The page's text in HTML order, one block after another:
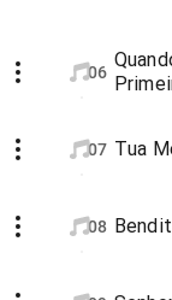
06
07 Tua
08